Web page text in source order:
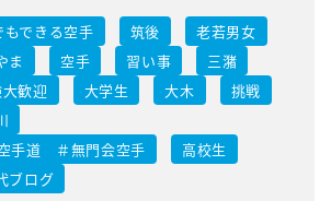
もできる空手 筑後
老若男女
ま 空手 習い事
三潴
歓迎
大学生 大木
挑戦
手道 ＃無門会空手
高校生
ブログ